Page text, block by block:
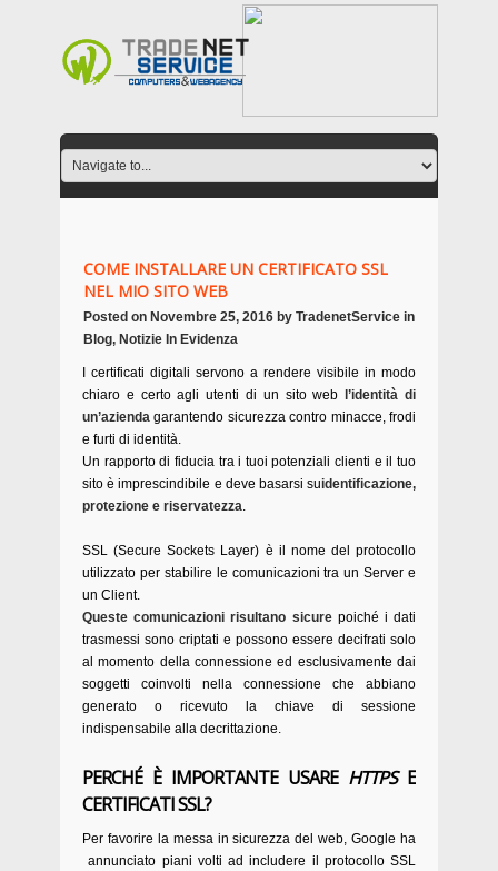
COME INSTALLARE UN CERTIFICATO SSL
NEL MIO SITO WEB
Posted on Novembre 25, 2016 by TradenetService in
Blog, Notizie In Evidenza
I certificati digitali servono a rendere visibile in modo
chiaro e certo agli utenti di un sito web
l’identità di
un’azienda garantendo sicurezza contro minacce, frodi
e furti di identità.
Un rapporto di fiducia tra i tuoi potenziali clienti e il tuo
sito è imprescindibile e deve basarsi suidentificazione,
protezione e riservatezza.
SSL (Secure Sockets Layer) è il nome del protocollo
utilizzato per stabilire le comunicazioni tra un Server e
un Client.
Queste comunicazioni risultano sicurepoiché i dati
trasmessi sono criptati e possono essere decifrati solo
al momento della connessione ed esclusivamente dai
soggetti coinvolti nella connessione che abbiano
generato o ricevuto la chiave di sessione
indispensabile alla decrittazione.
PERCHÉ È IMPORTANTE USAREHTTPSE
CERTIFICATI SSL?
Per favorire la messa in sicurezza del web, Google ha
annunciato piani volti ad includere il protocollo SSL